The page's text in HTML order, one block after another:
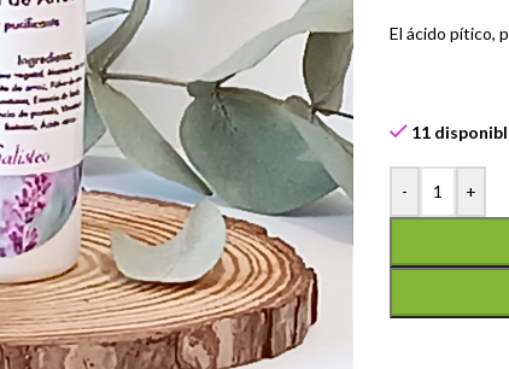
El ácido pítico,
11
- +